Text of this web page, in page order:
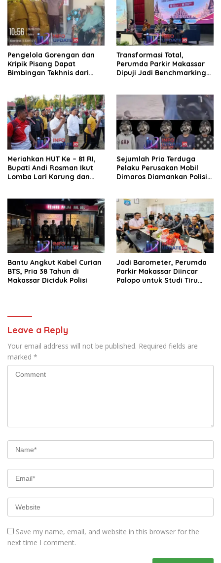
Pengelola Gorengan dan
Kripik Pisang Dapat
Bimbingan Tekhnis dari
Transformasi Total,
Perumda Parkir Makassar
Dipuji Jadi Benchmarking
Meriahkan HUT Ke – 81 RI,
Bupati Andi Rosman Ikut
Lomba Lari Karung dan
Sejumlah Pria Terduga
Pelaku Perusakan Mobil
Dimaros Diamankan Polisi.
Bantu Angkut Kabel Curian
BTS, Pria 38 Tahun di
Makassar Diciduk Polisi
Jadi Barometer, Perumda
Parkir Makassar Diincar
Palopo untuk Studi Tiru
Leave a Reply
Your email address will not be published. Required fields are
marked *
Save my name, email, and website in this browser for the
next time I comment.